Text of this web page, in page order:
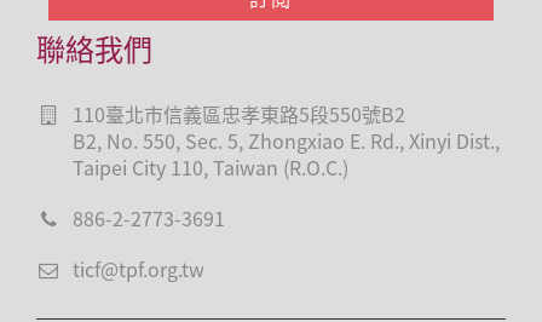
聯絡我們
110臺北市信義區忠孝東路5段550號B2
B2, No. 550, Sec. 5, Zhongxiao E. Rd., Xinyi Dist.,
Taipei City 110, Taiwan (R.O.C.)
886-2-2773-3691
ticf@tpf.org.tw